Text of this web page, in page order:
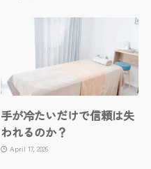
手が冷たいだけで信頼は失
われるのか？
April 17, 2026